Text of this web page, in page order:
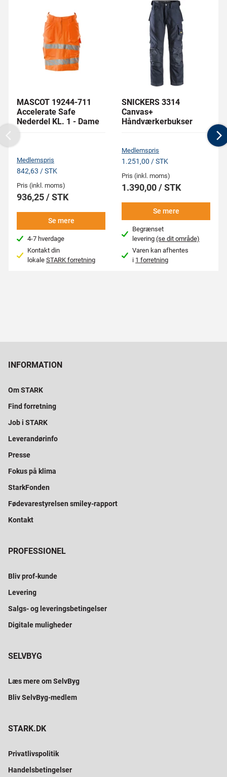
MASCOT 19244-711
Accelerate Safe
Nederdel KL. 1 - Dame
Medlemspris
842,63 / STK
Pris (inkl. moms)
936,25 / STK
Se mere
4-7 hverdage
Kontakt din
lokale STARK forretning
SNICKERS 3314
Canvas+
Håndværkerbukser
Medlemspris
1.251,00 / STK
Pris (inkl. moms)
1.390,00 / STK
Se mere
Begrænset
levering(se dit område)
Varen kan afhentes
i 1 forretning
Previous
INFORMATION
Om STARK
Find forretning
Job i STARK
Leverandørinfo
Presse
Fokus på klima
StarkFonden
Fødevarestyrelsen smiley-rapport
Kontakt
PROFESSIONEL
Bliv prof-kunde
Levering
Salgs- og leveringsbetingelser
Digitale muligheder
SELVBYG
Læs mere om SelvByg
Bliv SelvByg-medlem
STARK.DK
Privatlivspolitik
Handelsbetingelser